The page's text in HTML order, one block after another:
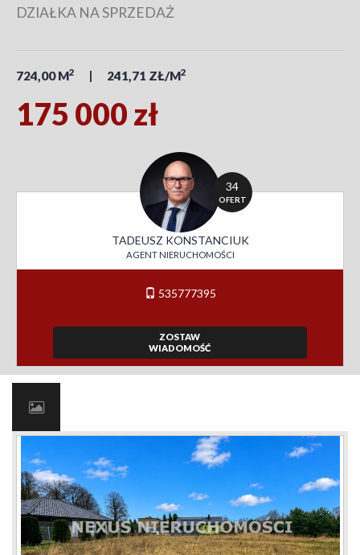
DZIAŁKA NA SPRZEDAŻ
724,00 M2 241,71 ZŁ/M2
175 000 zł
34
OFERT
TADEUSZ KONSTANCIUK
AGENT NIERUCHOMOŚCI
535777395
ZOSTAW
WIADOMOŚĆ